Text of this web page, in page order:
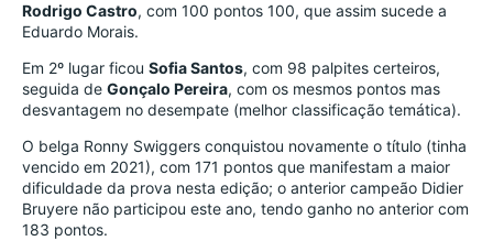
Rodrigo Castro, com 100 pontos 100, que assim sucede a
Eduardo Morais.
Em 2º lugar ficou Sofia Santos, com 98 palpites certeiros,
seguida de Gonçalo Pereira, com os mesmos pontos mas
desvantagem no desempate (melhor classificação temática).
O belga Ronny Swiggers conquistou novamente o título (tinha
vencido em 2021), com 171 pontos que manifestam a maior
dificuldade da prova nesta edição; o anterior campeão Didier
Bruyere não participou este ano, tendo ganho no anterior com
183 pontos.